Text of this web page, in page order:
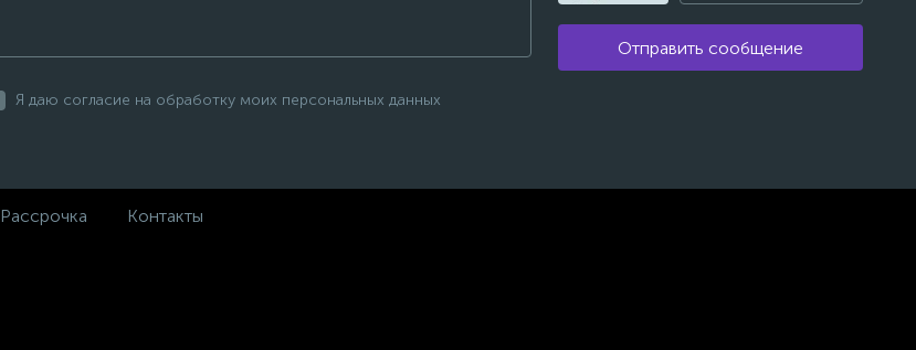
Отправить сообщение
Я даю согласие на обработку моих персональных данных
Рассрочка Контакты